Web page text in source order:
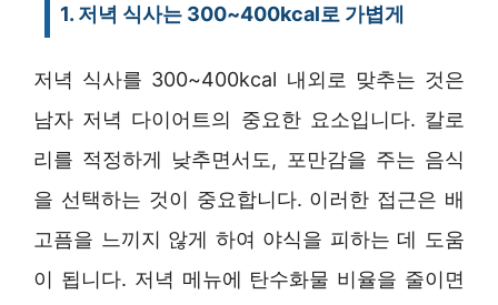
1. 저녁 식사는 300~400kcal로 가볍게
저녁 식사를 300~400kcal 내외로 맞추는 것은
남자 저녁 다이어트의 중요한 요소입니다. 칼로
리를 적정하게 낮추면서도, 포만감을 주는 음식
을 선택하는 것이 중요합니다. 이러한 접근은 배
고픔을 느끼지 않게 하여 야식을 피하는 데 도움
이 됩니다. 저녁 메뉴에 탄수화물 비율을 줄이면